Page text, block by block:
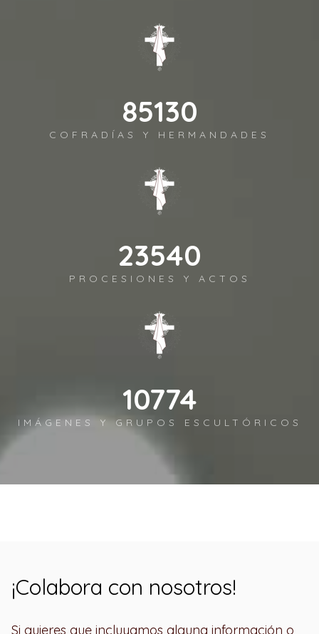
94589
COFRADÍAS Y HERMANDADES
26156
PROCESIONES Y ACTOS
11972
IMÁGENES Y GRUPOS ESCULTÓRICOS
¡Colabora con nosotros!
Si quieres que incluyamos alguna información o